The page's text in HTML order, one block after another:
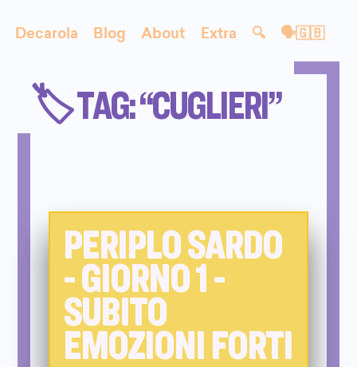
Decarola Blog About Extra 🔍 🗣🇬🇧
🏷️ TAG: “CUGLIERI”
PERIPLO SARDO
- GIORNO 1 -
SUBITO
EMOZIONI FORTI